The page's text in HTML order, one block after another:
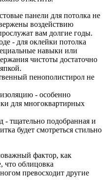
панели для потолка не
воздействию
вам долгие годы.
- для оклейки потолка
навыки или
чистоты достаточно
пенополистирол не
- особенно
для многоквартирных
тщательно подобранная и
будет смотреться стильно
фактор, как
что облицовка
превосходит другие